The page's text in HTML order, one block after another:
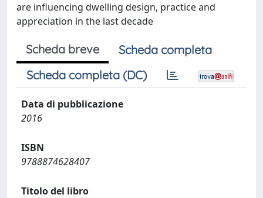
are influencing dwelling design, practice and
appreciation in the last decade
Scheda breve
Scheda completa
Scheda completa (DC)
Data di pubblicazione
2016
ISBN
9788874628407
Titolo del libro